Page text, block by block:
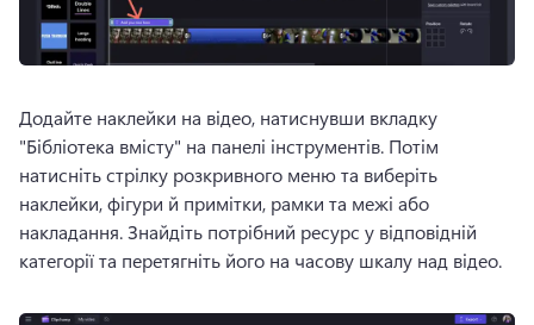
Додайте наклейки на відео, натиснувши вкладку
"Бібліотека вмісту" на панелі інструментів. Потім
натисніть стрілку розкривного меню та виберіть
наклейки, фігури й примітки, рамки та межі або
накладання. Знайдіть потрібний ресурс у відповідній
категорії та перетягніть його на часову шкалу над відео.